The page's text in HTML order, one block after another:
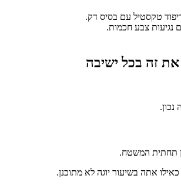
טקסטיל עם בסיס דק.
נגיעות צבע חכמות.
אתה בשיעור יוגה לא מתוכנן.